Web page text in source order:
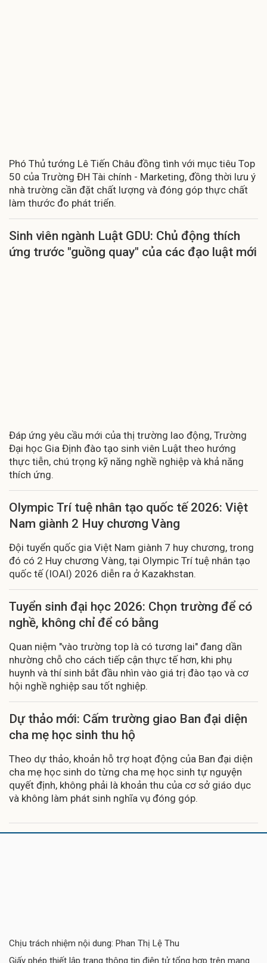
Phó Thủ tướng Lê Tiến Châu đồng tình với mục tiêu Top
50 của Trường ĐH Tài chính - Marketing, đồng thời lưu ý
nhà trường cần đặt chất lượng và đóng góp thực chất
làm thước đo phát triển.
Sinh viên ngành Luật GDU: Chủ động thích
ứng trước "guồng quay" của các đạo luật mới
Đáp ứng yêu cầu mới của thị trường lao động, Trường
Đại học Gia Định đào tạo sinh viên Luật theo hướng
thực tiễn, chú trọng kỹ năng nghề nghiệp và khả năng
thích ứng.
Olympic Trí tuệ nhân tạo quốc tế 2026: Việt
Nam giành 2 Huy chương Vàng
Đội tuyển quốc gia Việt Nam giành 7 huy chương, trong
đó có 2 Huy chương Vàng, tại Olympic Trí tuệ nhân tạo
quốc tế (IOAI) 2026 diễn ra ở Kazakhstan.
Tuyển sinh đại học 2026: Chọn trường để có
nghề, không chỉ để có bằng
Quan niệm "vào trường top là có tương lai" đang dần
nhường chỗ cho cách tiếp cận thực tế hơn, khi phụ
huynh và thí sinh bắt đầu nhìn vào giá trị đào tạo và cơ
hội nghề nghiệp sau tốt nghiệp.
Dự thảo mới: Cấm trường giao Ban đại diện
cha mẹ học sinh thu hộ
Theo dự thảo, khoản hỗ trợ hoạt động của Ban đại diện
cha mẹ học sinh do từng cha mẹ học sinh tự nguyện
quyết định, không phải là khoản thu của cơ sở giáo dục
và không làm phát sinh nghĩa vụ đóng góp.
Chịu trách nhiệm nội dung: Phan Thị Lệ Thu
Giấy phép thiết lập trang thông tin điện tử tổng hợp trên mạng